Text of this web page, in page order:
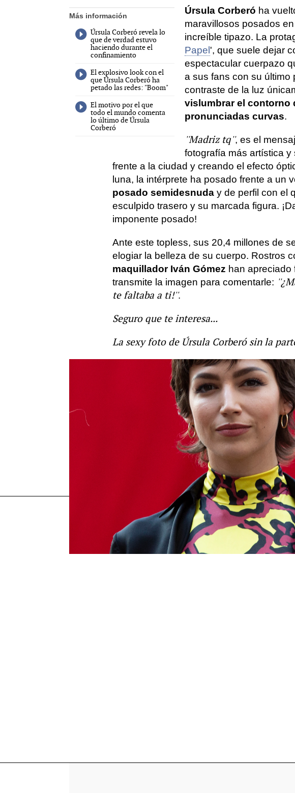
Más información
Úrsula Corberó revela lo
que de verdad estuvo
haciendo durante el
confinamiento
El explosivo look con el
que Úrsula Corberó ha
petado las redes: "Boom"
El motivo por el que
todo el mundo comenta
lo último de Úrsula
Corberó
Úrsula Corberó ha
maravillosos posados
increíble tipazo. La
Papel ', que suele dejar
espectacular cuerpazo
a sus fans con su último
contraste de la luz
vislumbrar el contorno
pronunciadas curvas.
''Madriz tq'', es el
fotografía más artística
frente a la ciudad y creando el efecto
luna, la intérprete ha posado frente a un
posado semidesnuda y de perfil con el
esculpido trasero y su marcada figura.
imponente posado!
Ante este topless, sus 20,4 millones de
elogiar la belleza de su cuerpo. Rostros
maquillador Iván Gómez han
transmite la imagen para comentarle:
te faltaba a ti!''.
Seguro que te interesa...
La sexy foto de Úrsula Corberó sin la
Úrsula Corberó